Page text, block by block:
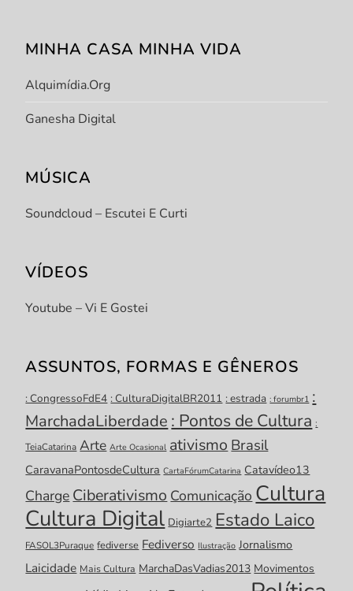
MINHA CASA MINHA VIDA
Alquimídia.org
Ganesha Digital
MÚSICA
Soundcloud – Escutei E Curti
VÍDEOS
Youtube – Vi E Gostei
ASSUNTOS, FORMAS E GÊNEROS
: CongressoFdE4 : CulturaDigitalBR2011 : estrada : forumbr1 :
MarchadaLiberdade : Pontos de Cultura :
TeiaCatarina Arte Arte Ocasional ativismo Brasil
CaravanaPontosdeCultura CartaFórumCatarina Catavídeo13
Charge Ciberativismo Comunicação Cultura
Cultura Digital Digiarte2 Estado Laico
FASOL3Puraque fediverse Fediverso Ilustração Jornalismo
Laicidade Mais Cultura MarchaDasVadias2013 Movimentos